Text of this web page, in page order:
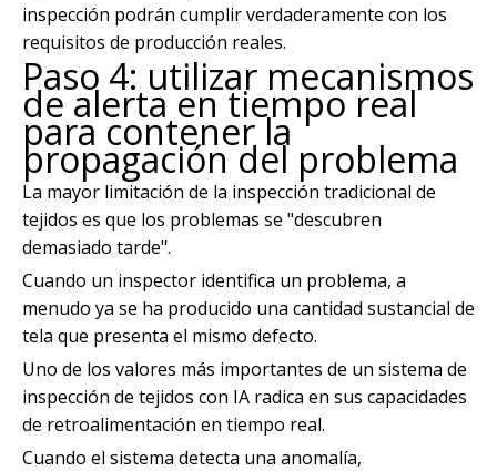
inspección podrán cumplir verdaderamente con los
requisitos de producción reales.
Paso 4: utilizar mecanismos
de alerta en tiempo real
para contener la
propagación del problema
La mayor limitación de la inspección tradicional de
tejidos es que los problemas se "descubren
demasiado tarde".
Cuando un inspector identifica un problema, a
menudo ya se ha producido una cantidad sustancial de
tela que presenta el mismo defecto.
Uno de los valores más importantes de un sistema de
inspección de tejidos con IA radica en sus capacidades
de retroalimentación en tiempo real.
Cuando el sistema detecta una anomalía,